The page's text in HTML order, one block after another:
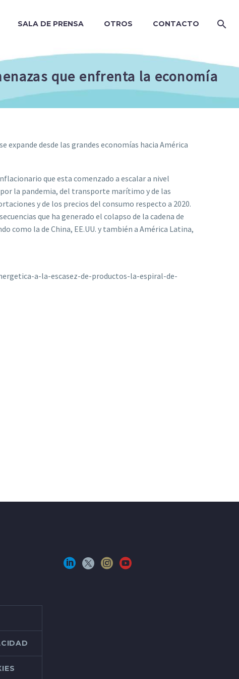
SALA DE PRENSA OTROS CONTACTO
que enfrenta la economía
expande desde las grandes economías hacia América
que esta comenzado a escalar a nivel
la pandemia, del transporte marítimo y de las
y de los precios del consumo respecto a 2020.
que ha generado el colapso de la cadena de
como la de China, EE.UU. y también a América Latina,
a-la-escasez-de-productos-la-espiral-de-